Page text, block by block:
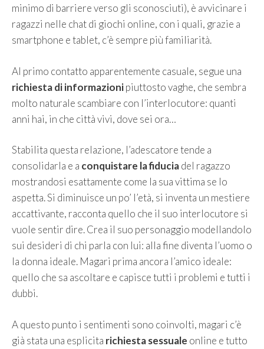
minimo di barriere verso gli sconosciuti), è avvicinare i
ragazzi nelle chat di giochi online, con i quali, grazie a
smartphone e tablet, c’è sempre più familiarità.
Al primo contatto apparentemente casuale, segue una
richiesta di informazionipiuttosto vaghe, che sembra
molto naturale scambiare con l’interlocutore: quanti
anni hai, in che città vivi, dove sei ora…
Stabilita questa relazione, l’adescatore tende a
consolidarla e a conquistare la fiduciadel ragazzo
mostrandosi esattamente come la sua vittima se lo
aspetta. Si diminuisce un po’ l’età, si inventa un mestiere
accattivante, racconta quello che il suo interlocutore si
vuole sentir dire. Crea il suo personaggio modellandolo
sui desideri di chi parla con lui: alla fine diventa l’uomo o
la donna ideale. Magari prima ancora l’amico ideale:
quello che sa ascoltare e capisce tutti i problemi e tutti i
dubbi.
A questo punto i sentimenti sono coinvolti, magari c’è
già stata una esplicita richiesta sessuale online e tutto